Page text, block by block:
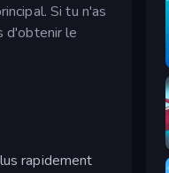
Si tu n'as
d'obtenir le
rapidement